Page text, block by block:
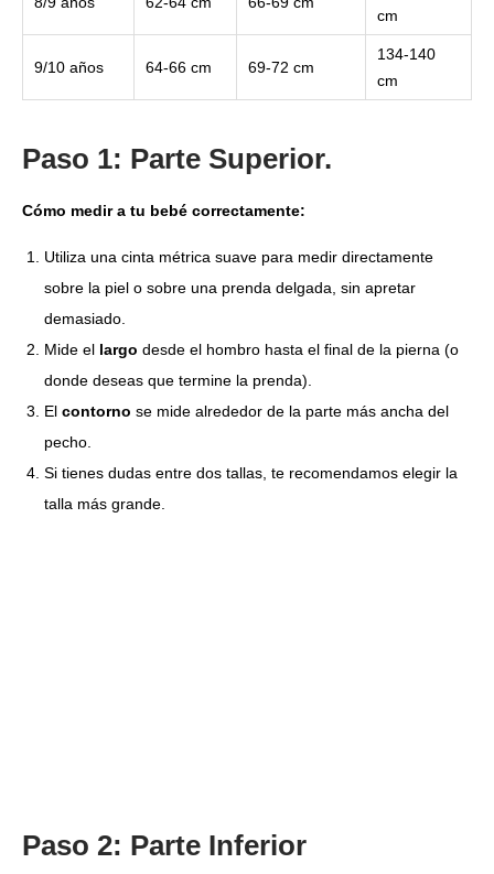
cm
9/10 años 64-66 cm 69-72 cm
134-140
cm
Paso 1: Parte Superior.
Cómo medir a tu bebé correctamente:
Utiliza una cinta métrica suave para medir directamente
sobre la piel o sobre una prenda delgada, sin apretar
demasiado.
Mide el largo desde el hombro hasta el final de la pierna (o
donde deseas que termine la prenda).
El contorno se mide alrededor de la parte más ancha del
pecho.
Si tienes dudas entre dos tallas, te recomendamos elegir la
talla más grande.
Paso 2: Parte Inferior